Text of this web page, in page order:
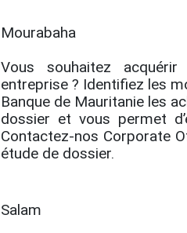
Mourabaha
Vous souhaitez
entreprise ? Identifiez les
Banque de Mauritanie les
dossier et vous permet
Contactez-nos Corporate
étude de dossier.
Salam